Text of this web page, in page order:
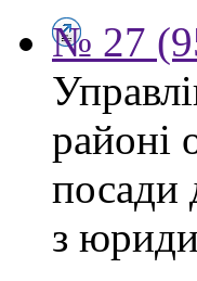
№ 27
районі
посади
з